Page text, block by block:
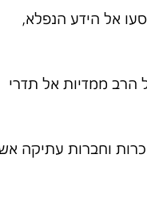
אל הידע הנפלא,
הרב ממדיות אל תדרי
וחברות עתיקה